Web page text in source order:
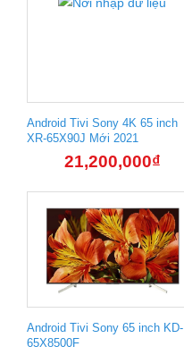
Android Tivi Sony 4K 65 inch
XR-65X90J Mới 2021
21,200,000₫
Android Tivi Sony 65 inch KD-
65X8500F